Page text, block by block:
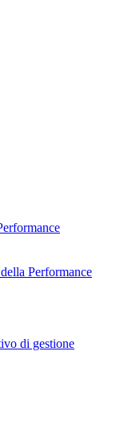
Performance
di gestione